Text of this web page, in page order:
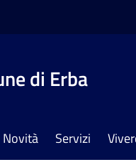
di Erba
Novità Servizi